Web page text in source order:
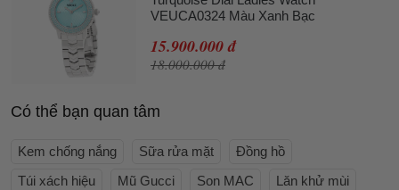
VEUCA0324 Màu Xanh Bạc
15.900.000 đ
18.000.000 đ
Có thể bạn quan tâm
Kem chống nắng Sữa rửa mặt
Đồng hồ
Túi xách hiệu
Mũ Gucci Son MAC
Lăn khử mùi